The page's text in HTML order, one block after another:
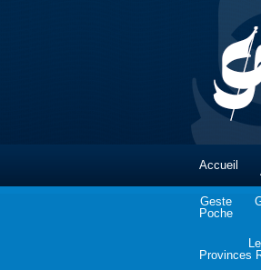
Accueil
Geste
Poche
Provinces